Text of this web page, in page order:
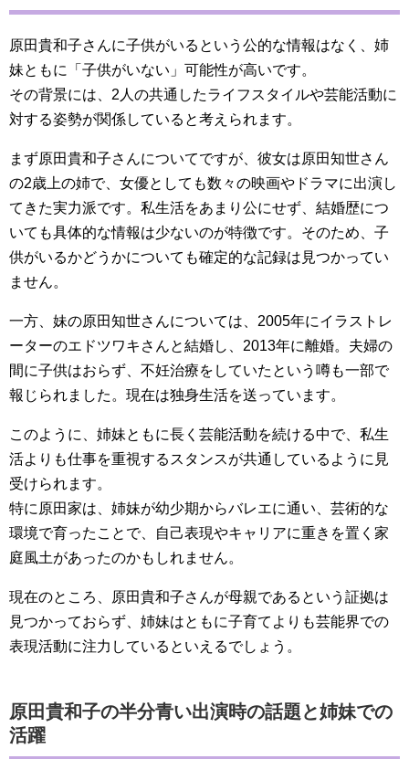
原田貴和子さんに子供がいるという公的な情報はなく、姉
妹ともに「子供がいない」可能性が高いです。
その背景には、2人の共通したライフスタイルや芸能活動に
対する姿勢が関係していると考えられます。
まず原田貴和子さんについてですが、彼女は原田知世さん
の2歳上の姉で、女優としても数々の映画やドラマに出演し
てきた実力派です。私生活をあまり公にせず、結婚歴につ
いても具体的な情報は少ないのが特徴です。そのため、子
供がいるかどうかについても確定的な記録は見つかってい
ません。
一方、妹の原田知世さんについては、2005年にイラストレ
ーターのエドツワキさんと結婚し、2013年に離婚。夫婦の
間に子供はおらず、不妊治療をしていたという噂も一部で
報じられました。現在は独身生活を送っています。
このように、姉妹ともに長く芸能活動を続ける中で、私生
活よりも仕事を重視するスタンスが共通しているように見
受けられます。
特に原田家は、姉妹が幼少期からバレエに通い、芸術的な
環境で育ったことで、自己表現やキャリアに重きを置く家
庭風土があったのかもしれません。
現在のところ、原田貴和子さんが母親であるという証拠は
見つかっておらず、姉妹はともに子育てよりも芸能界での
表現活動に注力しているといえるでしょう。
原田貴和子の半分青い出演時の話題と姉妹での
活躍